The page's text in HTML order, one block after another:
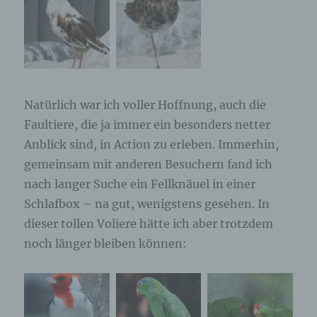
Natürlich war ich voller Hoffnung, auch die
Faultiere, die ja immer ein besonders netter
Anblick sind, in Action zu erleben. Immerhin,
gemeinsam mit anderen Besuchern fand ich
nach langer Suche ein Fellknäuel in einer
Schlafbox – na gut, wenigstens gesehen. In
dieser tollen Voliere hätte ich aber trotzdem
noch länger bleiben können:
betroffenen Person hinterlassenen Kommentaren
auch Angaben zum Zeitpunkt der
Kommentareingabe sowie zu dem von der
betroffenen Person gewählten Nutzernamen
(Pseudonym) gespeichert und veröffentlicht.
Adresse mitprotokolliert. Diese Speicherung der
IP-Adresse erfolgt aus Sicherheitsgründen und für
den Fall, dass die betroffene Person durch einen
abgegebenen Kommentar die Rechte Dritter
verletzt oder rechtswidrige Inhalte postet. Die
erfolgt daher im eigenen Interesse des für die
Verarbeitung Verantwortlichen, damit sich dieser
im Falle einer Rechtsverletzung gegebenenfalls
exkulpieren könnte. Es erfolgt keine Weitergabe
dieser erhobenen personenbezogenen Daten an
gesetzlich vorgeschrieben ist oder der
Rechtsverteidigung des für die Verarbeitung
Verantwortlichen dient.